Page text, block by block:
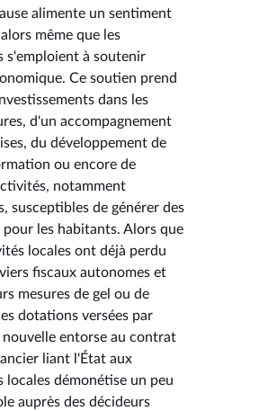
alimente un sentiment
même que les
s'emploient à soutenir
Ce soutien prend
dans les
d'un accompagnement
du développement de
ou encore de
notamment
susceptibles de générer des
les habitants. Alors que
locales ont déjà perdu
fiscaux autonomes et
mesures de gel ou de
dotations versées par
entorse au contrat
liant l'État aux
locales démonétise un peu
auprès des décideurs